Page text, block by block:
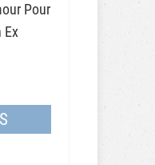
Pour
Ex